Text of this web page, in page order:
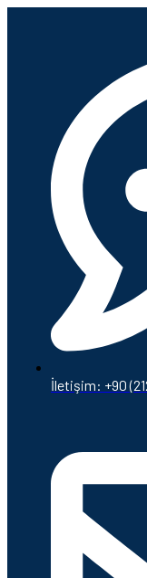
İletişim: +90